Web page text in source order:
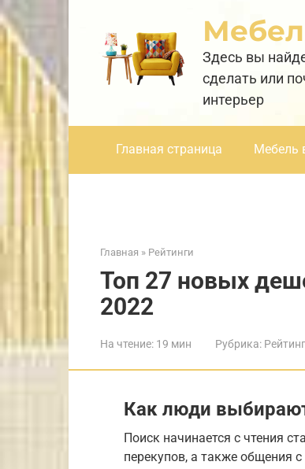
Перейти
к
контенту
Здесь вы
сделать или
интерьер
Главная страница Мебель
Главная » Рейтинги
Топ 27 новых
2022
На чтение: 19 мин Рубрика:
Как люди
Поиск начинается с чтения
перекупов, а также общения